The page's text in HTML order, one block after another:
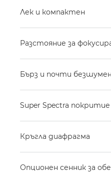
Лек и компактен
Разстояние за
Бърз и почти
Super Spectra покритие
Кръгла диафрагма
Опционен сенник за